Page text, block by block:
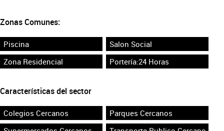
Zonas Comunes:
Piscina
Salon Social
Zona Residencial
Portería:24 Horas
Características del sector
Colegios Cercanos
Parques Cercanos